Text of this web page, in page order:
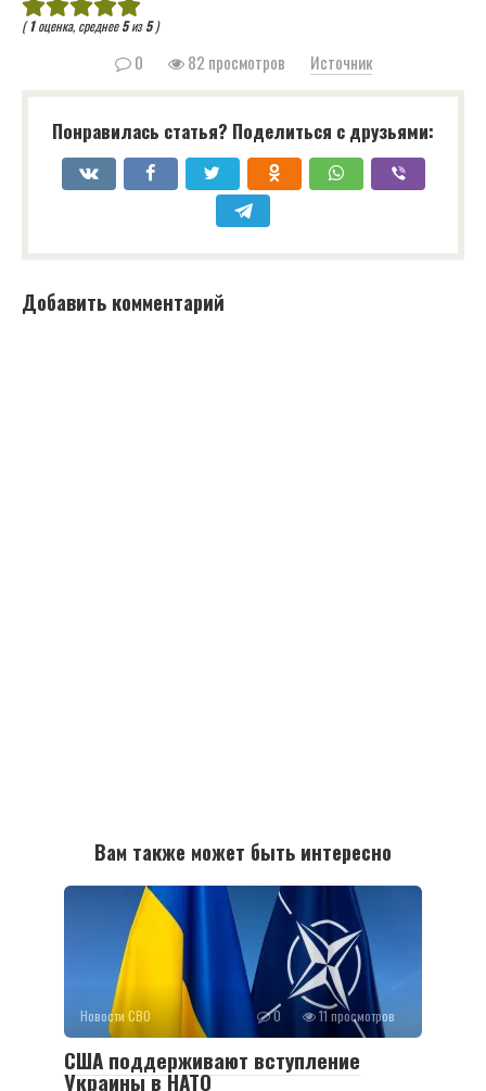
(1оценка, среднее5из5)
0 82 просмотров Источник
Понравилась статья? Поделиться с друзьями:
Добавить комментарий
Вам также может быть интересно
Новости СВО 0 11 просмотров
США поддерживают вступление
Украины в НАТО